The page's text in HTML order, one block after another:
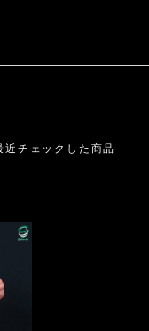
近チェックした商品